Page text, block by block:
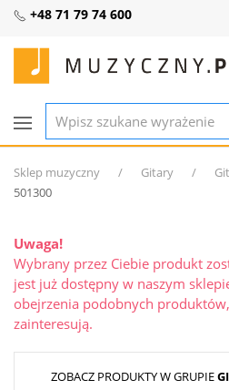
+48 71 79 74 600
Sklep muzyczny Gitary
501300
Uwaga!
Wybrany przez Ciebie produkt
jest już dostępny w naszym
obejrzenia podobnych
zainteresują.
ZOBACZ PRODUKTY W GRUPIE